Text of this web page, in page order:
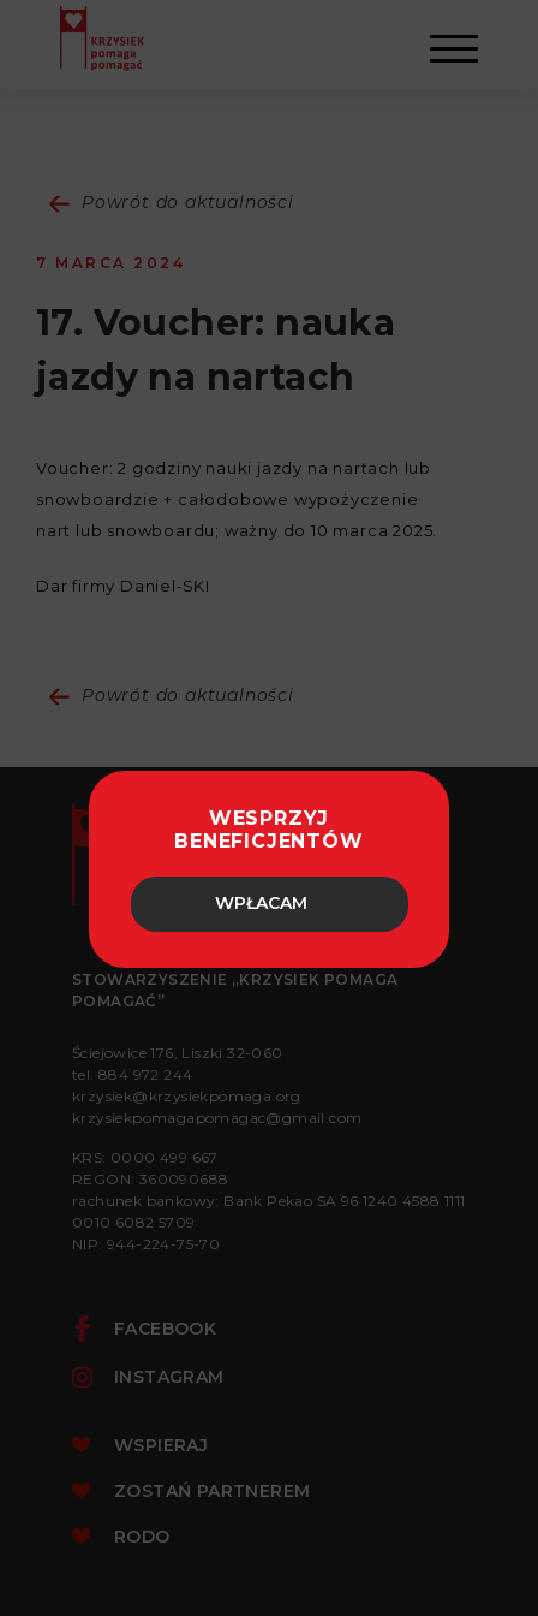
NAPISALI O NAS
NASI BENEFICJENCI
WYDARZENIA
KONTAKT
Powrót do aktualności
7 MARCA 2024
17. Voucher: nauka
jazdy na nartach
Voucher: 2 godziny nauki jazdy na nartach lub
snowboardzie + całodobowe wypożyczenie
nart lub snowboardu; ważny do 10 marca 2025.
Dar firmy Daniel‑SKI
Powrót do aktualności
WESPRZYJ
BENEFICJENTÓW
WPŁACAM
STOWARZYSZENIE „KRZYSIEK POMAGA
POMAGAĆ”
Ściejowice 176, Liszki 32-060
tel. 884 972 244
krzysiek@krzysiekpomaga.org
krzysiekpomagapomagac@gmail.com
KRS: 0000 499 667
REGON: 360090688
rachunek bankowy: Bank Pekao SA 96 1240 4588 1111
0010 6082 5709
NIP: 944-224-75-70
FACEBOOK
INSTAGRAM
WSPIERAJ
ZOSTAŃ PARTNEREM
RODO